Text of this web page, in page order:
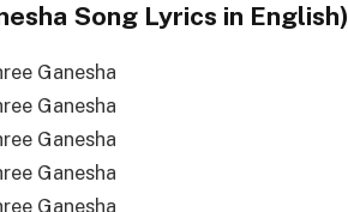
Song Lyrics in English)
Ganesha
Ganesha
Ganesha
Ganesha
Ganesha